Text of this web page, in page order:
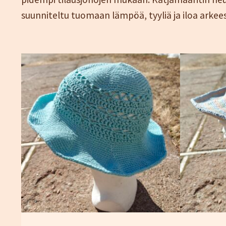
suunniteltu tuomaan lämpöä, tyyliä ja iloa